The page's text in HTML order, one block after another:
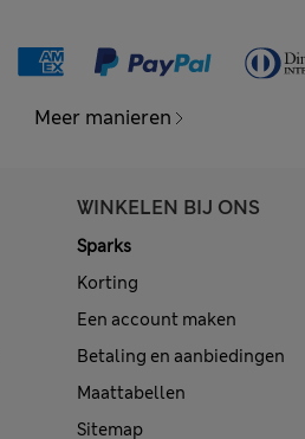
Meer manieren
WINKELEN BIJ ONS
Sparks
Korting
Een account maken
Betaling en aanbiedingen
Maattabellen
Sitemap